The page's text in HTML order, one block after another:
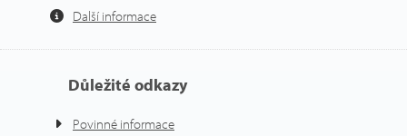
Další informace
Důležité odkazy
Povinné informace